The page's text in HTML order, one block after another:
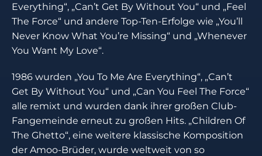
Everything“, „Can’t Get By Without You“ und „Feel
The Force“ und andere Top-Ten-Erfolge wie „You’ll
Never Know What You’re Missing“ und „Whenever
You Want My Love“.
1986 wurden „You To Me Are Everything“, „Can’t
Get By Without You“ und „Can You Feel The Force“
alle remixt und wurden dank ihrer großen Club-
Fangemeinde erneut zu großen Hits. „Children Of
The Ghetto“, eine weitere klassische Komposition
der Amoo-Brüder, wurde weltweit von so